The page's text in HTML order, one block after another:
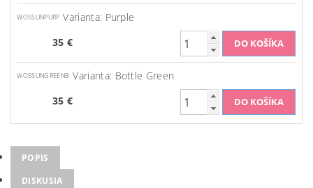
WO5SUNPURP Varianta: Purple
35 €
WO5SUNGREENB Varianta: Bottle Green
35 €
POPIS
DISKUSIA